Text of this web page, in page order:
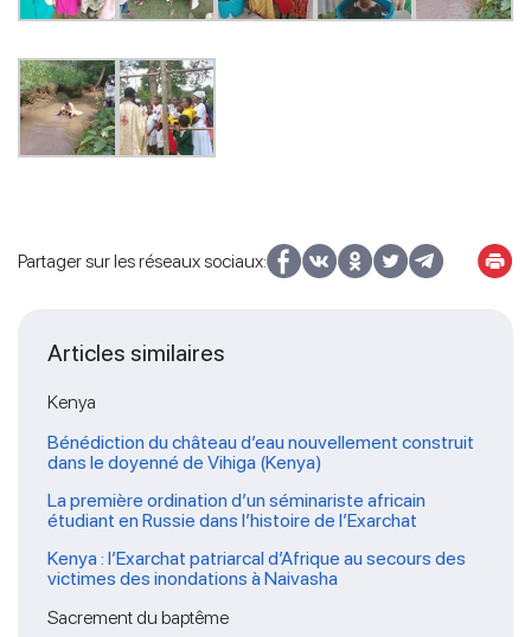
Partager sur les réseaux sociaux:
Articles similaires
Kenya
Bénédiction du château d’eau nouvellement construit
dans le doyenné de Vihiga (Kenya)
La première ordination d’un séminariste africain
étudiant en Russie dans l’histoire de l’Exarchat
Kenya : l’Exarchat patriarcal d’Afrique au secours des
victimes des inondations à Naivasha
Sacrement du baptême